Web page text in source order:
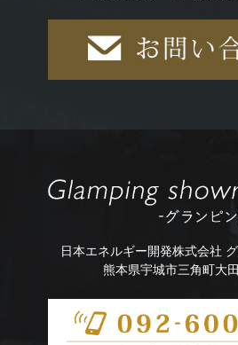
日本エネルギー開発株式会社
熊本県宇城市三角町大